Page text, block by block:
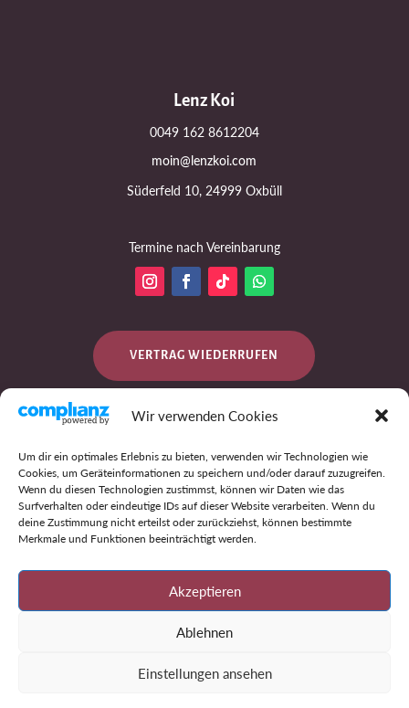
Wir verwenden Cookies
Um dir ein optimales Erlebnis zu bieten, verwenden wir Technologien wie
Cookies, um Geräteinformationen zu speichern und/oder darauf zuzugreifen.
Wenn du diesen Technologien zustimmst, können wir Daten wie das
Surfverhalten oder eindeutige IDs auf dieser Website verarbeiten. Wenn du
deine Zustimmung nicht erteilst oder zurückziehst, können bestimmte
Merkmale und Funktionen beeinträchtigt werden.
Akzeptieren
Ablehnen
Einstellungen ansehen
Lenz Koi
0049 162 8612204
moin@lenzkoi.com
Süderfeld 10, 24999 Oxbüll
Termine nach Vereinbarung
VERTRAG WIEDERRUFEN
IMPRESSUM